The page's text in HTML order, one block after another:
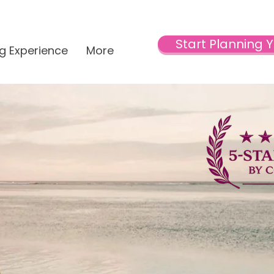
Start Planning
Experience More